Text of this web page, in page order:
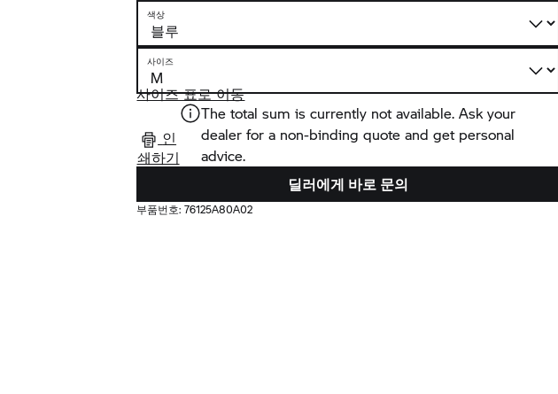
색상
사이즈
사이즈 표로 이동
인
쇄하기
The total sum is currently not available. Ask your
dealer for a non-binding quote and get personal
advice.
딜러에게 바로 문의
부품번호:76125A80A02